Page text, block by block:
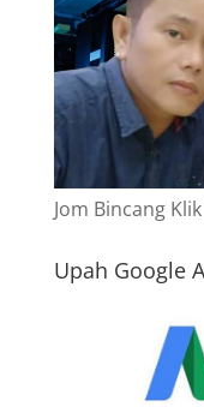
Jom Bincang
Upah Google